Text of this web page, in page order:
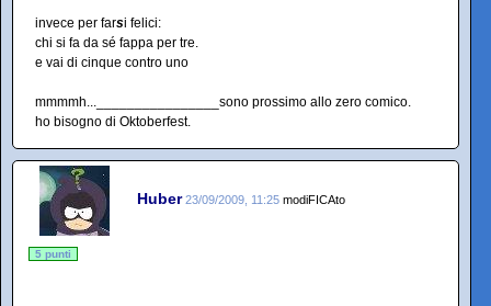
invece per farsi felici:
chi si fa da sé fappa per tre.
e vai di cinque contro uno
mmmmh...________________sono prossimo allo zero comico.
ho bisogno di Oktoberfest.
Huber 23/09/2009, 11:25 modiFICAto
5 punti